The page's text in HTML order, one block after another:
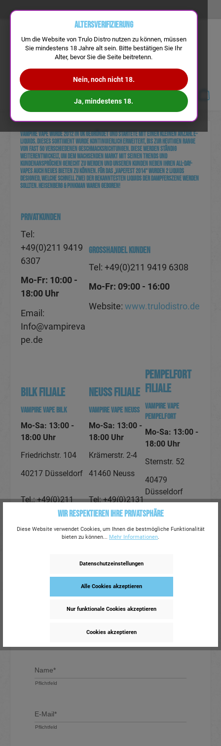
Vampire Vape wurde 2012 in UK gegründet und startete mit einer kleinen Anzahl e-
Liquids. Dieses Sortiment wurde kontinuierlich erweitert, bis zur heutigen Range
von fast 50 verschiedenen Geschmacksrichtungen. Diese werden ständig
weiterentwickelt, um dem wachsenden Markt mit seinen Trends und
Kundenansprüchen gerecht zu werden und unseren Kunden neben ihren All-Day-
Vapes auch neues bieten zu können. Für das „VapeFest 2014“ wurden 2 Liquids
designed, welche schnell zwei der bekanntesten Liquids der Dampferszene werden
sollten. Heisenberg & Pinkman waren geboren!
PRIVATKUNDEN
Tel:
+49(0)211 9419
6307
Mo-Fr: 10:00 -
18:00 Uhr
Email:
Info@vampireva
pe.de
GROSSHANDEL KUNDEN
Tel: +49(0)211 9419 6308
Mo-Fr: 09:00 - 16:00
Website: www.trulodistro.de
Bilk Filiale
Vampire Vape Bilk
Mo-Sa: 13:00 -
18:00 Uhr
Friedrichstr. 104
40217 Düsseldorf
Tel.: +49(0)211
9119 4500
Neuss Filiale
Vampire Vape Neuss
Mo-Sa: 13:00 -
18:00 Uhr
Krämerstr. 2-4
41460 Neuss
Tel: +49(0)2131
7138 702
Pempelfort
Filiale
Vampire Vape
Pempelfort
Mo-Sa: 13:00 -
18:00 Uhr
Sternstr. 52
40479
Düsseldorf
Tel: +49(0)211
9119 7313
Wir respektieren Ihre Privatsphäre
Diese Website verwendet Cookies, um Ihnen die bestmögliche Funktionalität
bieten zu können... Mehr Informationen.
Datenschutzeinstellungen
Alle Cookies akzeptieren
Nur funktionale Cookies akzeptieren
Cookies akzeptieren
Altersverifizierung
Um die Website von Trulo Distro nutzen zu können, müssen
Sie mindestens 18 Jahre alt sein. Bitte bestätigen Sie Ihr
Alter, bevor Sie die Seite beitretenn.
Nein, noch nicht 18.
Ja, mindestens 18.